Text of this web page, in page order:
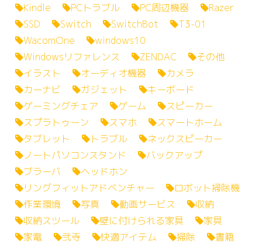
Kindle
PCトラブル PC周辺機器
Razer
SSD
Switch SwitchBot
T3-01
WacomOne
windows10
Windowsリファレンス
ZENDAC
その他
イラスト
オーディオ機器
カメラ
カーナビ
ガジェット
キーボード
ゲーミングチェア
ゲーム
スピーカー
スプラトゥーン
スマホ
スマートホーム
タブレット
トラブル
ネックスピーカー
ノートパソコンスタンド
バックアップ
ブラーバ
ヘッドホン
リングフィットアドベンチャー
ロボット掃除機
作業環境
写真 動画サービス
収納
収納スツール
壁に付けられる家具
家具
家電
弐寺 快適アイテム 掃除 書籍